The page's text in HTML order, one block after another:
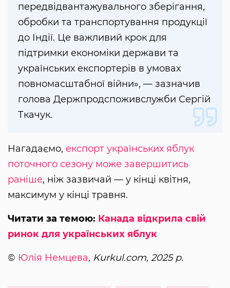
передвідвантажувального зберігання,
обробки та транспортування продукції
до Індії. Це важливий крок для
підтримки економіки держави та
українських експортерів в умовах
повномасштабної війни», — зазначив
голова Держпродспоживслужби Сергій
Ткачук.
Нагадаємо, експорт українських яблук
поточного сезону може завершитись
раніше, ніж зазвичай — у кінці квітня,
максимум у кінці травня.
Читати за темою: Канада відкрила свій
ринок для українських яблук
© Юлія Немцева, Kurkul.com, 2025 р.